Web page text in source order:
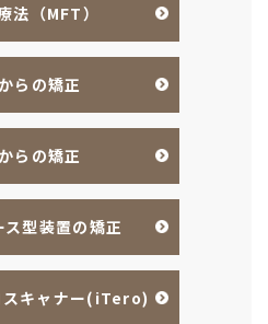
法（MFT）
らの矯正
らの矯正
ス型装置の矯正
スキャナー(iTero)